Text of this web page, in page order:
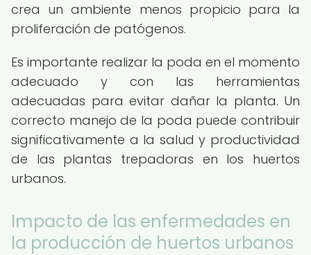
crea un ambiente menos propicio para la
proliferación de patógenos.
Es importante realizar la poda en el momento
adecuado y con las herramientas
adecuadas para evitar dañar la planta. Un
correcto manejo de la poda puede contribuir
significativamente a la salud y productividad
de las plantas trepadoras en los huertos
urbanos.
Impacto de las enfermedades en
la producción de huertos urbanos